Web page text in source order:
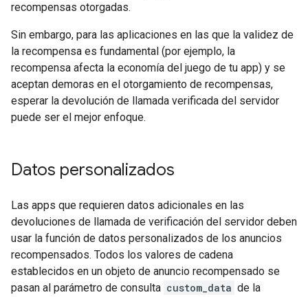
recompensas otorgadas.
Sin embargo, para las aplicaciones en las que la validez de
la recompensa es fundamental (por ejemplo, la
recompensa afecta la economía del juego de tu app) y se
aceptan demoras en el otorgamiento de recompensas,
esperar la devolución de llamada verificada del servidor
puede ser el mejor enfoque.
Datos personalizados
Las apps que requieren datos adicionales en las
devoluciones de llamada de verificación del servidor deben
usar la función de datos personalizados de los anuncios
recompensados. Todos los valores de cadena
establecidos en un objeto de anuncio recompensado se
pasan al parámetro de consulta custom_data de la